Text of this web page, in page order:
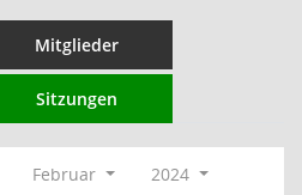
Mitglieder
Sitzungen
Februar
2024